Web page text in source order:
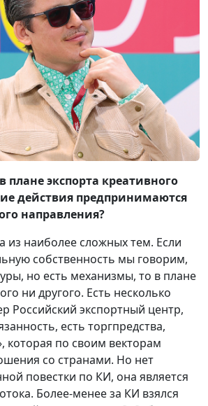
плане экспорта креативного
действия предпринимаются
направления?
наиболее сложных тем. Если
собственность мы говорим,
но есть механизмы, то в плане
ни другого. Есть несколько
Российский экспортный центр,
есть торгпредства,
которая по своим векторам
со странами. Но нет
повестки по КИ, она является
Более-менее за КИ взялся